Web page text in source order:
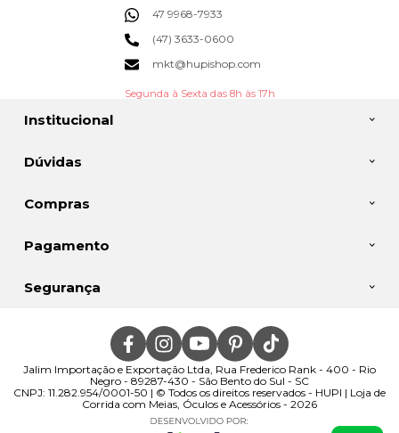
Institucional
Dúvidas
Compras
47 9968-7933
(47) 3633-0600
mkt@hupishop.com
Segunda à Sexta das 8h às 17h
Pagamento
Segurança
Jalim Importação e Exportação Ltda, Rua Frederico Rank - 400 - Rio
Negro - 89287-430 - São Bento do Sul - SC
CNPJ: 11.282.954/0001-50 | © Todos os direitos reservados - HUPI | Loja de
Corrida com Meias, Óculos e Acessórios - 2026